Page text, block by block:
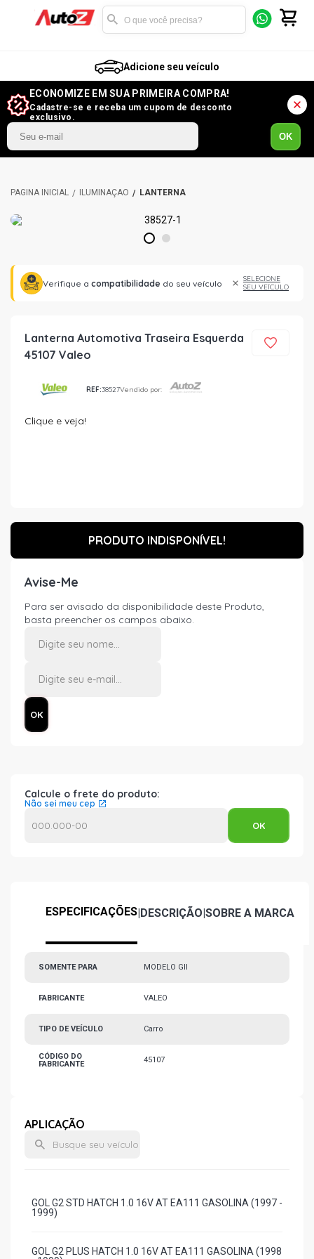
Adicione seu veículo
ECONOMIZE EM SUA PRIMEIRA COMPRA!
Cadastre-se e receba um cupom de desconto
exclusivo.
OK
ILUMINAÇÃO LANTERNA
1 2
Verifique a compatibilidade do seu veículo
SELECIONE
SEU VEÍCULO
Lanterna Automotiva Traseira Esquerda
45107 Valeo
REF:38527Vendido por:
Clique e veja!
PRODUTO INDISPONÍVEL!
Avise-Me
Para ser avisado da disponibilidade deste Produto,
basta preencher os campos abaixo.
Calcule o frete do produto:
Não sei meu cep
ESPECIFICAÇÕES|DESCRIÇÃO|SOBRE A MARCA
SOMENTE PARA MODELO GII
FABRICANTE VALEO
TIPO DE VEÍCULO Carro
CÓDIGO DO
FABRICANTE
45107
APLICAÇÃO
GOL G2 STD HATCH 1.0 16V AT EA111 GASOLINA (1997 -
1999)
GOL G2 PLUS HATCH 1.0 16V AT EA111 GASOLINA (1998